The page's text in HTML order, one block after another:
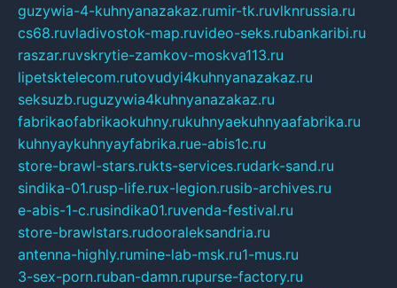
guzywia-4-kuhnyanazakaz.rumir-tk.ruvlknrussia.ru
cs68.ruvladivostok-map.ruvideo-seks.rubankaribi.ru
raszar.ruvskrytie-zamkov-moskva113.ru
lipetsktelecom.rutovudyi4kuhnyanazakaz.ru
seksuzb.ruguzywia4kuhnyanazakaz.ru
fabrikaofabrikaokuhny.rukuhnyaekuhnyaafabrika.ru
kuhnyaykuhnyayfabrika.rue-abis1c.ru
store-brawl-stars.rukts-services.rudark-sand.ru
sindika-01.rusp-life.rux-legion.rusib-archives.ru
e-abis-1-c.rusindika01.ruvenda-festival.ru
store-brawlstars.rudooraleksandria.ru
antenna-highly.rumine-lab-msk.ru1-mus.ru
3-sex-porn.ruban-damn.rupurse-factory.ru